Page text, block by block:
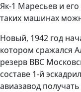
Як-1 Маресьев и
таких машинах
Новый, 1942 год
котором сражался
резерв ВВС
составе 1-й
авиазавод